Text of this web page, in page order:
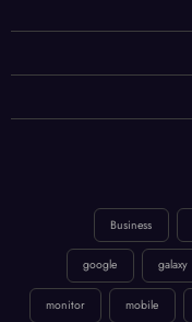
Business
galaxy
google
mobile
monitor